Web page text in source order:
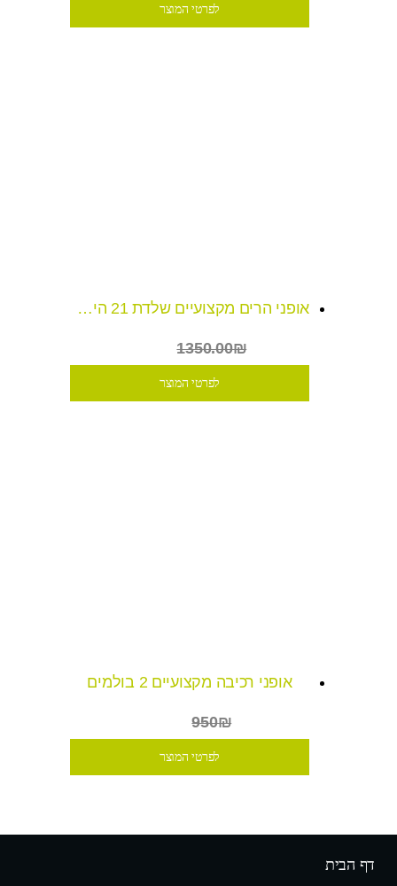
לפרטי המוצר
אופני הרים מקצועיים שלדת 21 הילוכים שלדת כרומולי חזקה במיוחד
₪9491350.00₪
לפרטי המוצר
אופני רכיבה מקצועיים 2 בולמים
₪699950₪
לפרטי המוצר
דף הבית